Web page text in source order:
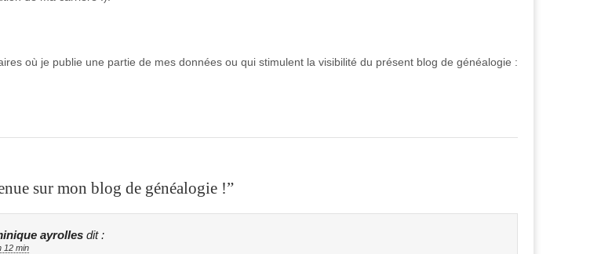
où je publie une partie de mes données ou qui stimulent la visibilité du présent blog de généalogie :
sur mon blog de généalogie !”
ayrolles dit :
12 min